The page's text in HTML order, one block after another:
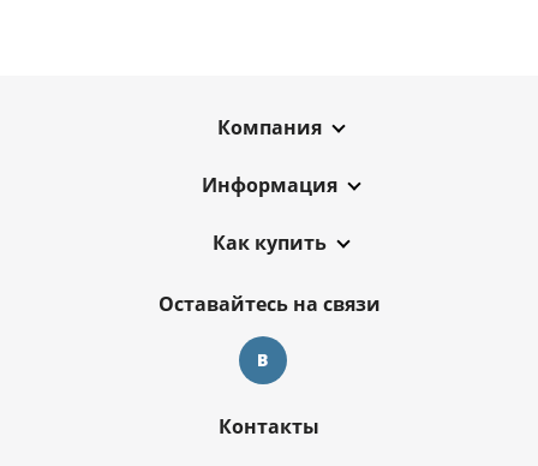
Компания
Информация
Как купить
Оставайтесь на связи
Контакты